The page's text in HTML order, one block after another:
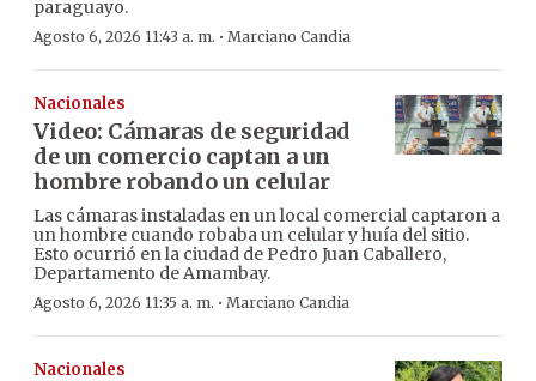
paraguayo.
Agosto 6, 2026 11:43 a. m. · Marciano Candia
Nacionales
Video: Cámaras de seguridad
de un comercio captan a un
hombre robando un celular
Las cámaras instaladas en un local comercial captaron a
un hombre cuando robaba un celular y huía del sitio.
Esto ocurrió en la ciudad de Pedro Juan Caballero,
Departamento de Amambay.
Agosto 6, 2026 11:35 a. m. · Marciano Candia
Nacionales